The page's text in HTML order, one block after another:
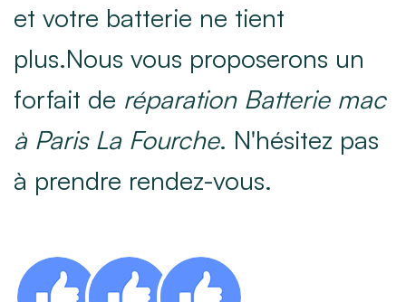
et votre batterie ne tient
plus.Nous vous proposerons un
forfait de réparation Batterie mac
à Paris La Fourche. N'hésitez pas
à prendre rendez-vous.